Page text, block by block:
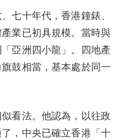
十年代，香港鐘錶、
業已初具規模。當時與
亞洲四小龍」。四地產
鼓相當，基本處於同一
看法。他認為，以往政
，中央已確立香港「十